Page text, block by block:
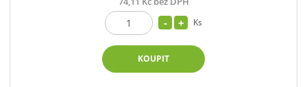
Ks
KOUPIT